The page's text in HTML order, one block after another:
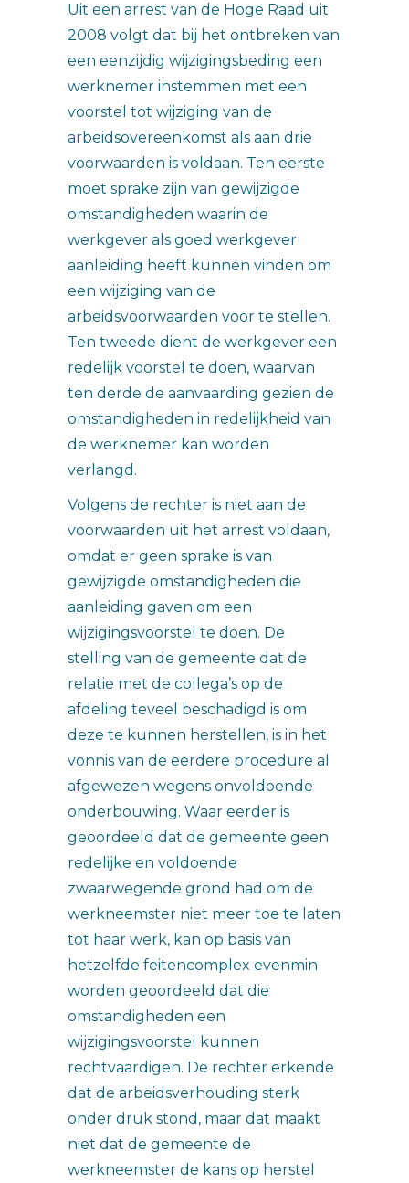
Uit een arrest van de Hoge Raad uit
2008 volgt dat bij het ontbreken van
een eenzijdig wijzigingsbeding een
werknemer instemmen met een
voorstel tot wijziging van de
arbeidsovereenkomst als aan drie
voorwaarden is voldaan. Ten eerste
moet sprake zijn van gewijzigde
omstandigheden waarin de
werkgever als goed werkgever
aanleiding heeft kunnen vinden om
een wijziging van de
arbeidsvoorwaarden voor te stellen.
Ten tweede dient de werkgever een
redelijk voorstel te doen, waarvan
ten derde de aanvaarding gezien de
omstandigheden in redelijkheid van
de werknemer kan worden
verlangd.
Volgens de rechter is niet aan de
voorwaarden uit het arrest voldaan,
omdat er geen sprake is van
gewijzigde omstandigheden die
aanleiding gaven om een
wijzigingsvoorstel te doen. De
stelling van de gemeente dat de
relatie met de collega’s op de
afdeling teveel beschadigd is om
deze te kunnen herstellen, is in het
vonnis van de eerdere procedure al
afgewezen wegens onvoldoende
onderbouwing. Waar eerder is
geoordeeld dat de gemeente geen
redelijke en voldoende
zwaarwegende grond had om de
werkneemster niet meer toe te laten
tot haar werk, kan op basis van
hetzelfde feitencomplex evenmin
worden geoordeeld dat die
omstandigheden een
wijzigingsvoorstel kunnen
rechtvaardigen. De rechter erkende
dat de arbeidsverhouding sterk
onder druk stond, maar dat maakt
niet dat de gemeente de
werkneemster de kans op herstel